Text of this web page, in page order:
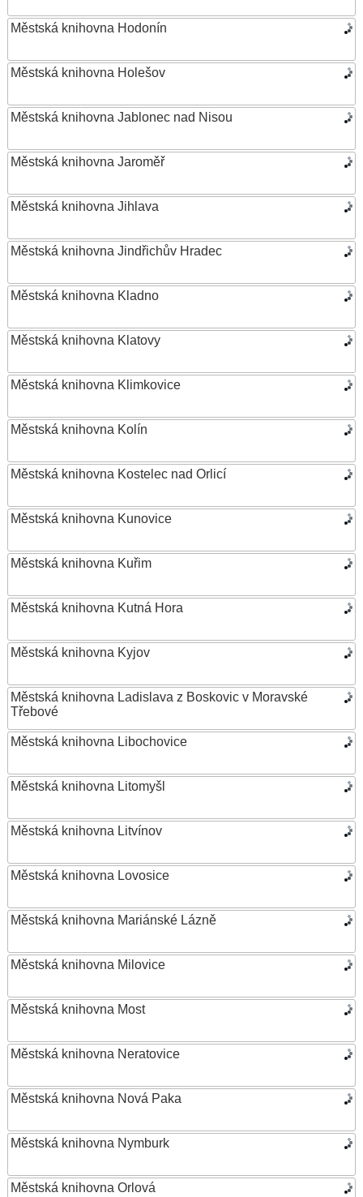
Městská knihovna Hodonín
Městská knihovna Holešov
Městská knihovna Jablonec nad Nisou
Městská knihovna Jaroměř
Městská knihovna Jihlava
Městská knihovna Jindřichův Hradec
Městská knihovna Kladno
Městská knihovna Klatovy
Městská knihovna Klimkovice
Městská knihovna Kolín
Městská knihovna Kostelec nad Orlicí
Městská knihovna Kunovice
Městská knihovna Kuřim
Městská knihovna Kutná Hora
Městská knihovna Kyjov
Městská knihovna Ladislava z Boskovic v Moravské
Třebové
Městská knihovna Libochovice
Městská knihovna Litomyšl
Městská knihovna Litvínov
Městská knihovna Lovosice
Městská knihovna Mariánské Lázně
Městská knihovna Milovice
Městská knihovna Most
Městská knihovna Neratovice
Městská knihovna Nová Paka
Městská knihovna Nymburk
Městská knihovna Orlová